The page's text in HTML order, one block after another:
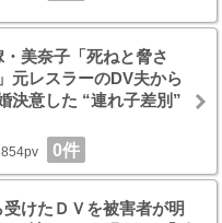
美奈子「死ねと脅さ
元レスラーのDV夫から
決意した “連れ子差別”
0件
けたＤＶを被害者が明